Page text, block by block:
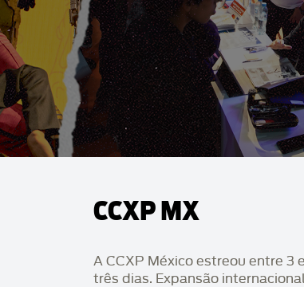
CCXP MX
A CCXP México estreou entre 3
três dias. Expansão